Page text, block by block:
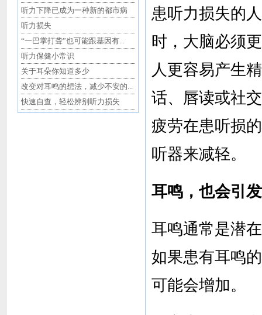
听力下降已成为一种新的都市病
听力损失
“一巴掌打聋”也可能跟基因有...
听力保健小常识
关于耳朵你知道多少
改变对耳鸣的想法，减少不安的...
快速自查，轻松辨别听力损失
患听力损失的
时，大脑必须
人更容易产生
话、唇读或社
疲劳在患听损
听器来减轻。
耳鸣，也会引
耳鸣通常是潜
如果患有耳鸣
可能会增加。